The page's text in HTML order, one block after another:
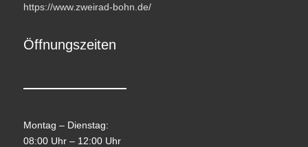
https://www.zweirad-bohn.de/
Öffnungszeiten
Montag – Dienstag:
08:00 Uhr – 12:00 Uhr